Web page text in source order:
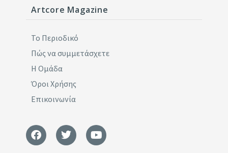
Artcore Magazine
Το Περιοδικό
Πώς να συμμετάσχετε
Η Ομάδα
Όροι Χρήσης
Επικοινωνία